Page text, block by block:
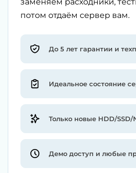
потом отдаём сервер вам.
До 5 лет гарантии и
Идеальное состояние
Только новые HDD/SSD/
Демо доступ и любые